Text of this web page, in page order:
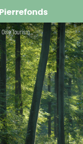
Forêt de Compiègne_© Philippe Lobgeois - Oise Tourisme - Philippe Lobgeois / Oise Tourisme